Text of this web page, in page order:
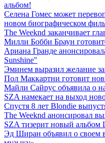
альбом!
Селена Гомес может
новом биографическом
The Weeknd заканчивает
Милли Бобби Браун
Ариана Гранде
Sunshine"
Эминем выразил желание
Пол Маккартни готовит
Майли Сайрус объявила о
SZA намекает на выход
Спустя 8 лет Blondie
The Weeknd анонсировал
SZA тизерит новый альбом
Эд Ширан объявил о своем